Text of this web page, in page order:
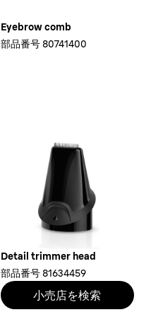
Eyebrow comb
部品番号80741400
Detail trimmer head
部品番号81634459
小売店を検索